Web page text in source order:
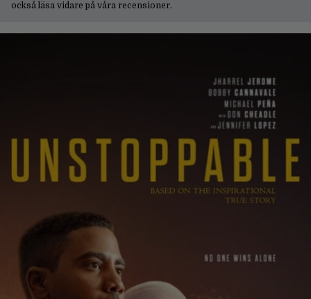
också läsa vidare på våra recensioner.